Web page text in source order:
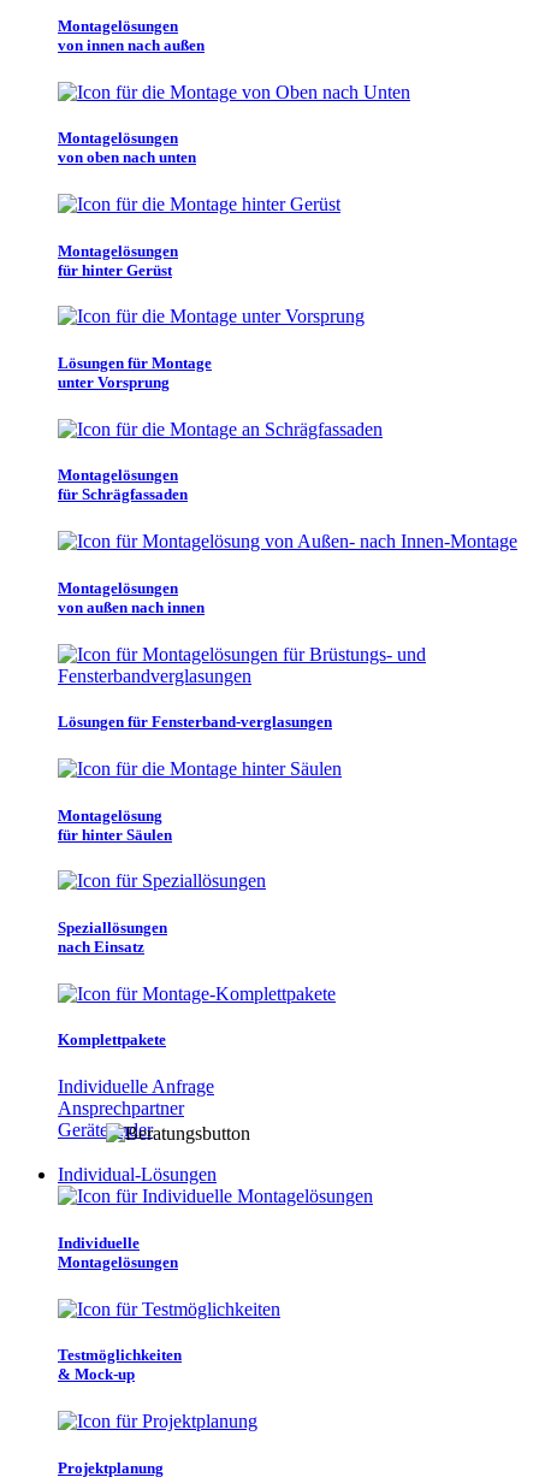
Montagelösungen
von innen nach außen
Montagelösungen
von oben nach unten
Montagelösungen
für hinter Gerüst
Lösungen für Montage
unter Vorsprung
Montagelösungen
für Schrägfassaden
Montagelösungen
von außen nach innen
Lösungen für Fensterband-verglasungen
Montagelösung
für hinter Säulen
Speziallösungen
nach Einsatz
Komplettpakete
Individuelle Anfrage
Ansprechpartner
Gerätefinder
Individual-Lösungen
Individuelle
Montagelösungen
Testmöglichkeiten
& Mock-up
Projektplanung